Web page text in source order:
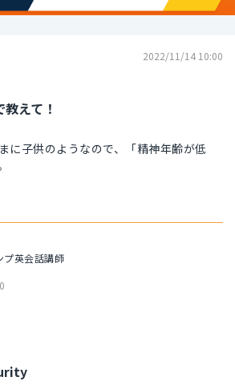
2022/11/14 10:00
えて！
に子供のようなので、「精神年齢が低
プ英会話講師